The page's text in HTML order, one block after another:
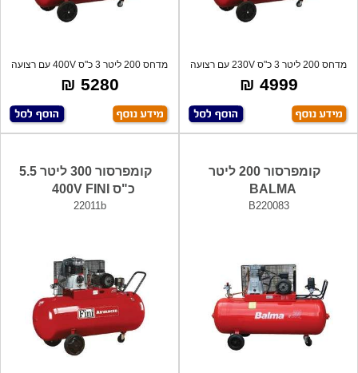
מדחס 200 ליטר 3 כ"ס 230V עם רצועה
תוצרת
4999 ₪
מדחס 200 ליטר 3 כ"ס 400V עם רצועה
תוצרת
5280 ₪
קומפרסור 200 ליטר
BALMA
B220083
קומפרסור 300 ליטר 5.5
כ"ס 400V FINI
22011b